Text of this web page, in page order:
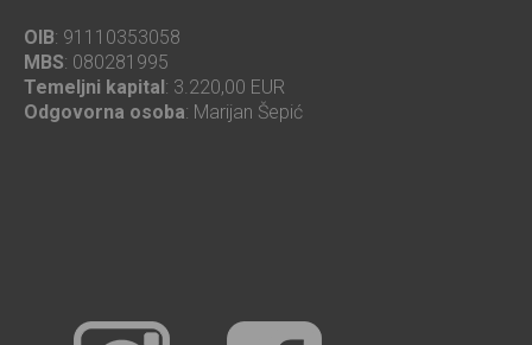
OIB: 91110353058
MBS: 080281995
Temeljni kapital: 3.220,00 EUR
Odgovorna osoba: Marijan Šepić